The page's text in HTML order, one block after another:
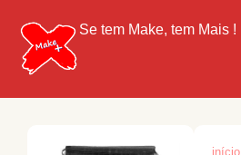
Se tem Make, tem Mais !
início